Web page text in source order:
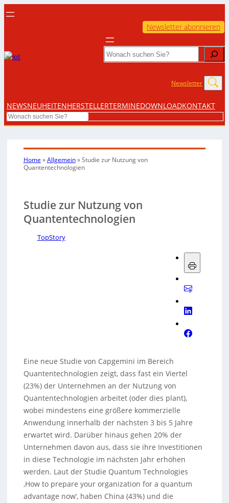
Newsletter abonnieren
Search
Newsletter
NEWSNEUHEITENHERSTELLERTERMINEDOWNLOADKONTAKT
Search
Home »Allgemein»Studie zur Nutzung von
Quantentechnologien
Studie zur Nutzung von
Quantentechnologien
TopStory
Eine neue Studie von Capgemini im Bereich
Quantentechnologien zeigt, dass fast ein Viertel
(23%) der Unternehmen an der Nutzung von
Quantentechnologien arbeitet (oder dies plant),
wobei mindestens eine größere kommerzielle
Anwendung innerhalb der nächsten 3 bis 5 Jahre
erwartet wird. Darüber hinaus gehen 20% der
Unternehmen davon aus, dass sie ihre Investitionen
in diese Technologie im nächsten Jahr erhöhen
werden. Laut der Studie Quantum Technologies
‚How to prepare your organization for a quantum
advantage now‘, haben China (43%) und die